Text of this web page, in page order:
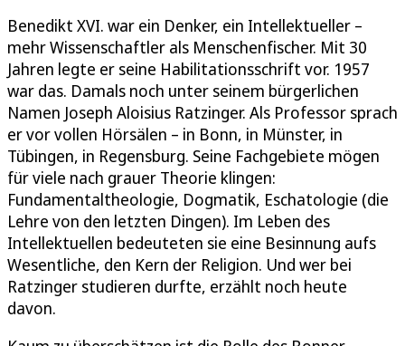
Benedikt XVI. war ein Denker, ein Intellektueller –
mehr Wissenschaftler als Menschenfischer. Mit 30
Jahren legte er seine Habilitationsschrift vor. 1957
war das. Damals noch unter seinem bürgerlichen
Namen Joseph Aloisius Ratzinger. Als Professor sprach
er vor vollen Hörsälen – in Bonn, in Münster, in
Tübingen, in Regensburg. Seine Fachgebiete mögen
für viele nach grauer Theorie klingen:
Fundamentaltheologie, Dogmatik, Eschatologie (die
Lehre von den letzten Dingen). Im Leben des
Intellektuellen bedeuteten sie eine Besinnung aufs
Wesentliche, den Kern der Religion. Und wer bei
Ratzinger studieren durfte, erzählt noch heute
davon.